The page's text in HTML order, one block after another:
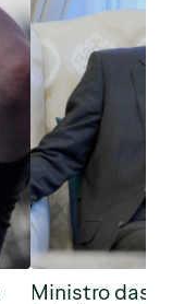
Ministro das